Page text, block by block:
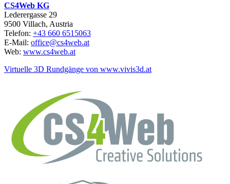
CS4Web KG
Lederergasse 29
9500 Villach, Austria
Telefon: +43 660 6515063
E-Mail: office@cs4web.at
Web: www.cs4web.at
Virtuelle 3D Rundgänge von www.vivis3d.at